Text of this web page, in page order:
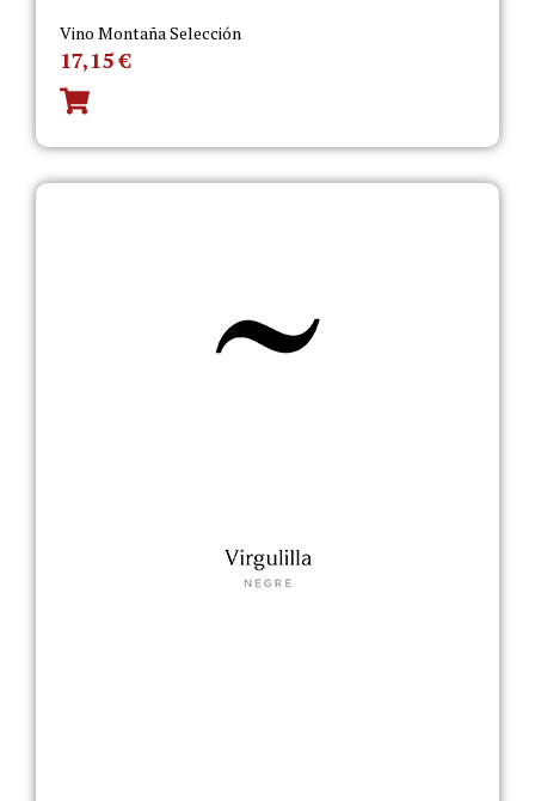
Vino Montaña Selección
17,15€